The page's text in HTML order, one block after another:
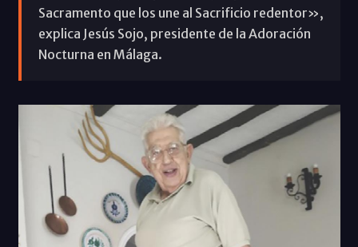
Sacramento que los une al Sacrificio redentor»,
explica Jesús Sojo, presidente de la Adoración
Nocturna en Málaga.